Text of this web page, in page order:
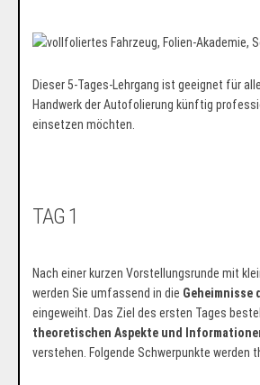
Dieser 5-Tages-Lehrgang ist geeignet für
Handwerk der Autofolierung künftig
einsetzen möchten.
TAG 1
Nach einer kurzen Vorstellungsrunde mit
werden Sie umfassend in die Geheimnisse
eingeweiht. Das Ziel des ersten Tages
theoretischen Aspekte und
verstehen. Folgende Schwerpunkte werden